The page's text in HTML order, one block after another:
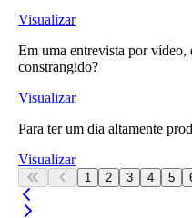
Visualizar
Em uma entrevista por vídeo,
constrangido?
Visualizar
Para ter um dia altamente
Visualizar
1 2 3 4 5